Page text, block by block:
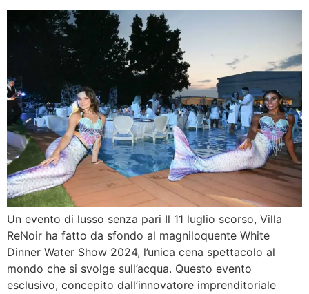
Un evento di lusso senza pari Il 11 luglio scorso, Villa
ReNoir ha fatto da sfondo al magniloquente White
Dinner Water Show 2024, l’unica cena spettacolo al
mondo che si svolge sull’acqua. Questo evento
esclusivo, concepito dall’innovatore imprenditoriale